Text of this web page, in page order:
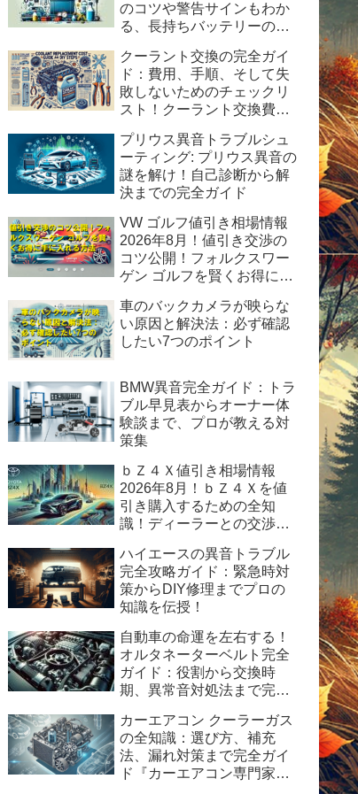
のコツや警告サインもわか
る、長持ちバッテリーの秘
クーラント交換の完全ガイ
ド：費用、手順、そして失
敗しないためのチェックリ
スト！クーラント交換費用
の手順と方法を紹介。
プリウス異音トラブルシュ
ーティング: プリウス異音の
謎を解け！自己診断から解
決までの完全ガイド
VW ゴルフ値引き相場情報
2026年8月！値引き交渉の
コツ公開！フォルクスワー
ゲン ゴルフを賢くお得に手
車のバックカメラが映らな
い原因と解決法：必ず確認
したい7つのポイント
BMW異音完全ガイド：トラ
ブル早見表からオーナー体
験談まで、プロが教える対
策集
ｂＺ４Ｘ値引き相場情報
2026年8月！ｂＺ４Ｘを値
引き購入するための全知
識！ディーラーとの交渉術
完全ガイド
ハイエースの異音トラブル
完全攻略ガイド：緊急時対
策からDIY修理までプロの
知識を伝授！
自動車の命運を左右する！
オルタネーターベルト完全
ガイド：役割から交換時
期、異常音対処法まで完全
カーエアコン クーラーガス
の全知識：選び方、補充
法、漏れ対策まで完全ガイ
ド『カーエアコン専門家が